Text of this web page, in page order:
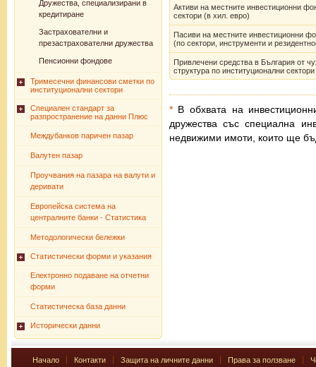
Дружества, специализирани в
кредитиране
Застрахователни и
презастрахователни дружества
Пенсионни фондове
Тримесечни финансови сметки по
институционални сектори
Специален стандарт за
разпространение на данни Плюс
Междубанков паричен пазар
Валутен пазар
Проучвания на пазара на валути и
деривати
Европейска система на
централните банки - Статистика
Методологически бележки
Статистически форми и указания
Електронно подаване на отчетни
форми
Статистическа база данни
Исторически данни
Активи на местните инвестиционни
сектори (в хил. евро)
Пасиви на местните инвестиционни
(по сектори, инструменти и
Привлечени средства в България от
структура по институционални
*В обхвата на
дружества със специална
недвижими имоти, които ще
Начало Контакти Защита на личните данни Права за ползване